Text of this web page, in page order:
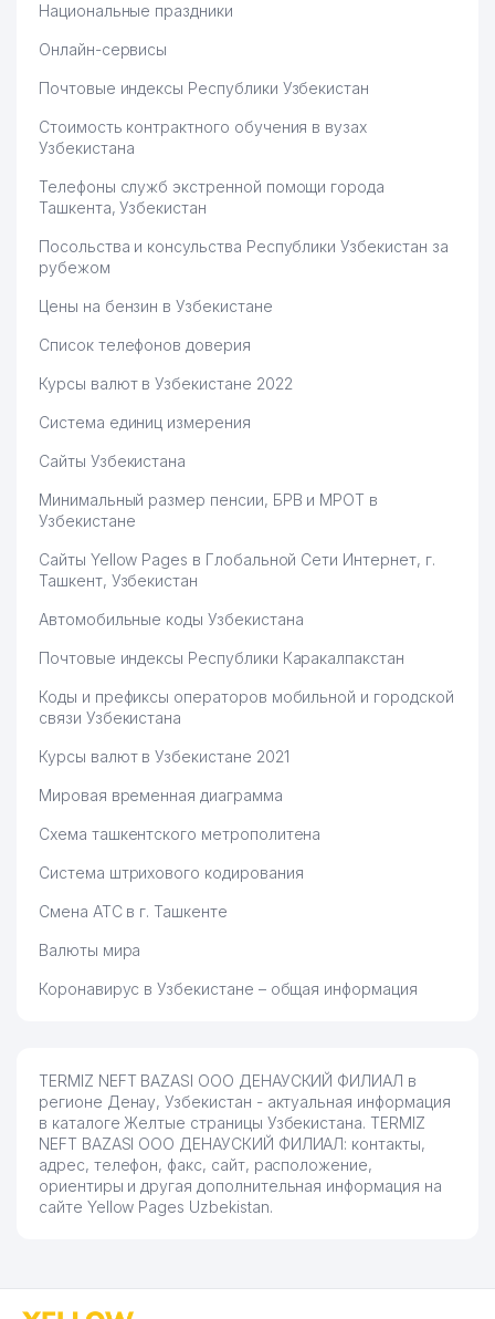
Национальные праздники
Онлайн-сервисы
Почтовые индексы Республики Узбекистан
Стоимость контрактного обучения в вузах
Узбекистана
Телефоны служб экстренной помощи города
Ташкента, Узбекистан
Посольства и консульства Республики Узбекистан за
рубежом
Цены на бензин в Узбекистане
Список телефонов доверия
Курсы валют в Узбекистане 2022
Система единиц измерения
Сайты Узбекистана
Минимальный размер пенсии, БРВ и МРОТ в
Узбекистане
Сайты Yellow Pages в Глобальной Сети Интернет, г.
Ташкент, Узбекистан
Автомобильные коды Узбекистана
Почтовые индексы Республики Каракалпакстан
Коды и префиксы операторов мобильной и городской
связи Узбекистана
Курсы валют в Узбекистане 2021
Мировая временная диаграмма
Схема ташкентского метрополитена
Система штрихового кодирования
Смена АТС в г. Ташкенте
Валюты мира
Коронавирус в Узбекистане – общая информация
TERMIZ NEFT BAZASI ООО ДЕНАУСКИЙ ФИЛИАЛ в
регионе Денау, Узбекистан - актуальная информация
в каталоге Желтые страницы Узбекистана. TERMIZ
NEFT BAZASI ООО ДЕНАУСКИЙ ФИЛИАЛ: контакты,
адрес, телефон, факс, сайт, расположение,
ориентиры и другая дополнительная информация на
сайте Yellow Pages Uzbekistan.